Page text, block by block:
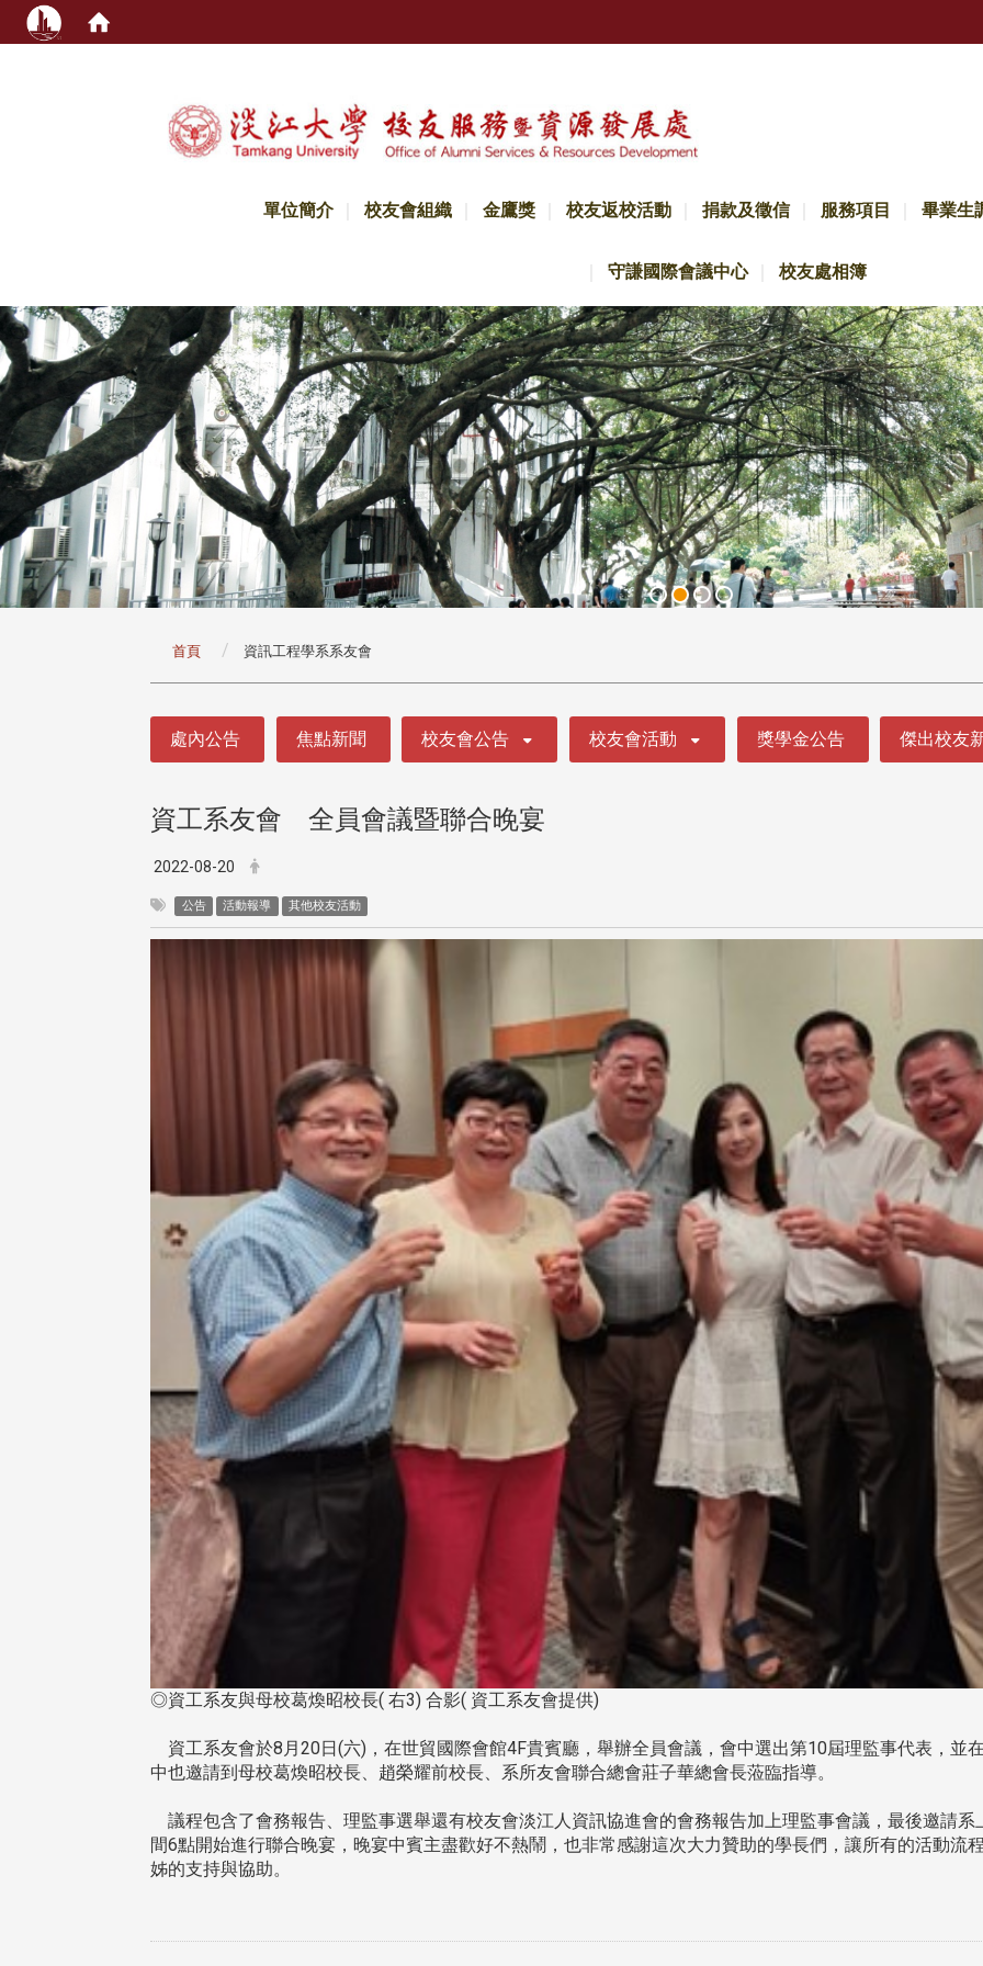
單位簡介 校友會組織 金鷹獎 校友返校活動 捐款及徵信 服務項目 畢業生
守謙國際會議中心 校友處相簿
首頁 資訊工程學系系友會
處內公告 焦點新聞 校友會公告 校友會活動 獎學金公告 傑出校友
資工系友會 全員會議暨聯合晚宴
2022-08-20
公告 活動報導 其他校友活動
◎資工系友與母校葛煥昭校長( 右3) 合影( 資工系友會提供)
資工系友會於8月20日(六)，在世貿國際會館4F貴賓廳，舉辦全員會議，會中選出第10屆理監事代表，並
中也邀請到母校葛煥昭校長、趙榮耀前校長、系所友會聯合總會莊子華總會長蒞臨指導。
議程包含了會務報告、理監事選舉還有校友會淡江人資訊協進會的會務報告加上理監事會議，最後邀請
間6點開始進行聯合晚宴，晚宴中賓主盡歡好不熱鬧，也非常感謝這次大力贊助的學長們，讓所有的活動流
姊的支持與協助。